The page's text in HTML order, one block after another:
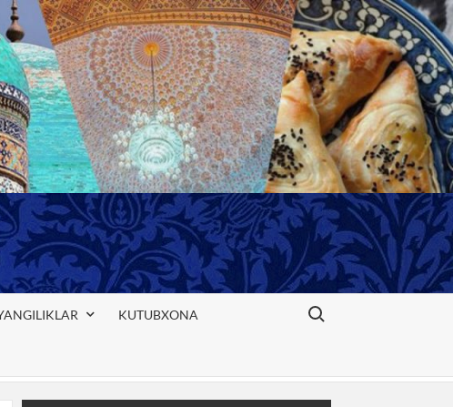
KUTUBXONA
Search for: